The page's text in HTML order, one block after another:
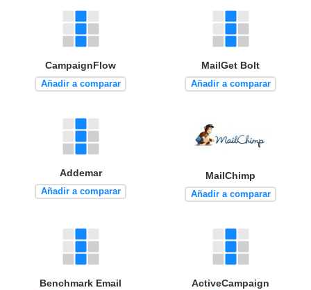
CampaignFlow
Añadir a comparar
MailGet Bolt
Añadir a comparar
Addemar
Añadir a comparar
MailChimp
Añadir a comparar
Benchmark Email ActiveCampaign